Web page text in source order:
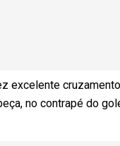
excelente
no contrapé do